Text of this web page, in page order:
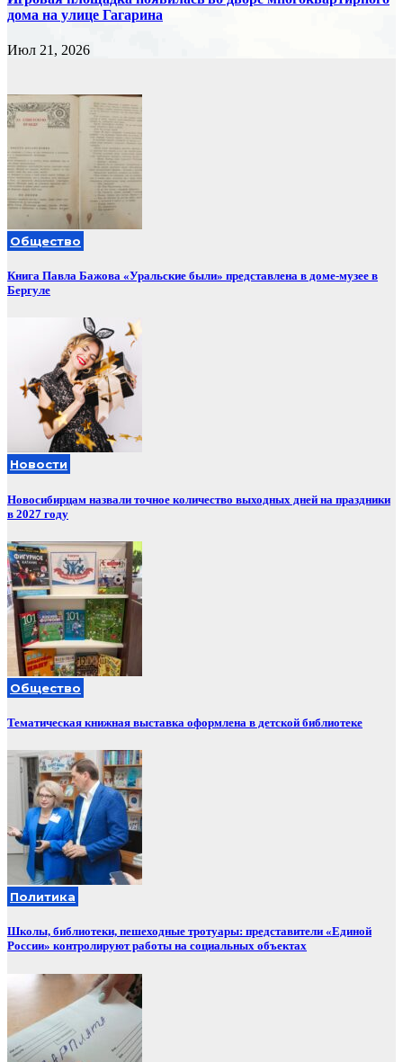
дома на улице Гагарина
Июл 21, 2026
Общество
Книга Павла Бажова «Уральские были» представлена в доме-музее в
Бергуле
Новости
Новосибирцам назвали точное количество выходных дней на праздники
в 2027 году
Общество
Тематическая книжная выставка оформлена в детской библиотеке
Политика
Школы, библиотеки, пешеходные тротуары: представители «Единой
России» контролируют работы на социальных объектах